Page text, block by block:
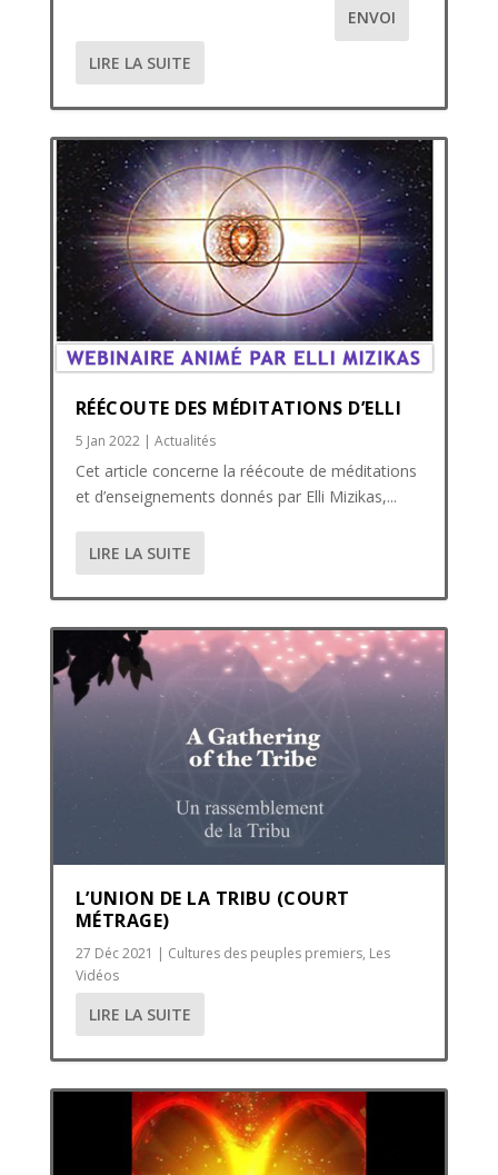
ENVOI
LIRE LA SUITE
RÉÉCOUTE DES MÉDITATIONS D’ELLI
5 Jan 2022| Actualités
Cet article concerne la réécoute de méditations
et d’enseignements donnés par Elli Mizikas,...
LIRE LA SUITE
L’UNION DE LA TRIBU (COURT
MÉTRAGE)
27 Déc 2021 | Cultures des peuples premiers, Les
Vidéos
LIRE LA SUITE